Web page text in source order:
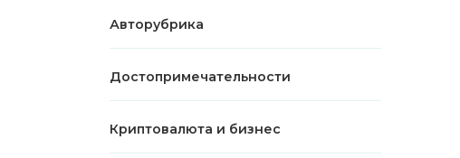
Авторубрика
Достопримечательности
Криптовалюта и бизнес